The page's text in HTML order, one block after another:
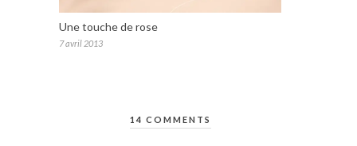
Une touche de rose
7 avril 2013
14 COMMENTS